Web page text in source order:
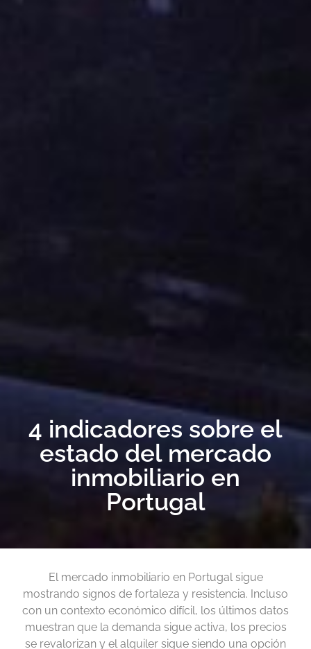
4 indicadores sobre el
estado del mercado
inmobiliario en
Portugal
El mercado inmobiliario en Portugal sigue
mostrando signos de fortaleza y resistencia. Incluso
con un contexto económico difícil, los últimos datos
muestran que la demanda sigue activa, los precios
se revalorizan y el alquiler sigue siendo una opción